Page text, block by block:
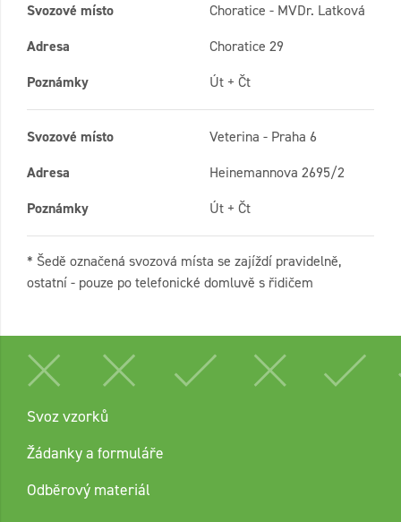
Svozové místo
Choratice - MVDr. Latková
Adresa
Choratice 29
Poznámky
Út + Čt
Svozové místo
Veterina - Praha 6
Adresa
Heinemannova 2695/2
Poznámky
Út + Čt
* Šedě označená svozová místa se zajíždí pravidelně,
ostatní - pouze po telefonické domluvě s řidičem
Svoz vzorků
Žádanky a formuláře
Odběrový materiál